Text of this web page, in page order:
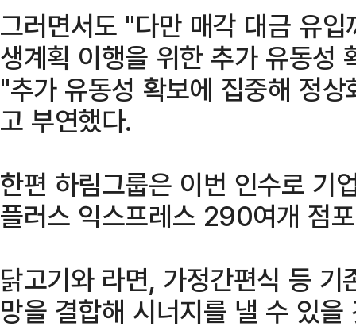
그러면서도 "다만 매각 대금 유
생계획 이행을 위한 추가 유동성
"추가 유동성 확보에 집중해 정
고 부연했다.
한편 하림그룹은 이번 인수로 기
플러스 익스프레스 290여개 점
닭고기와 라면, 가정간편식 등
망을 결합해 시너지를 낼 수 있을